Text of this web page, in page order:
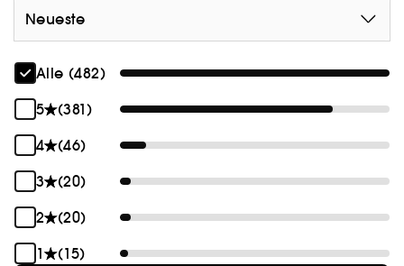
Neueste
Alle (482)
5
(381)
4
(46)
3
(20)
2
(20)
1
(15)